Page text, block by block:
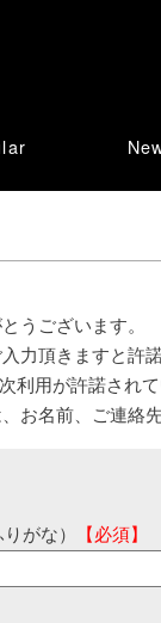
うございます。
力頂きますと許
利用が許諾され
お名前、ご連絡
がな） 【必須】